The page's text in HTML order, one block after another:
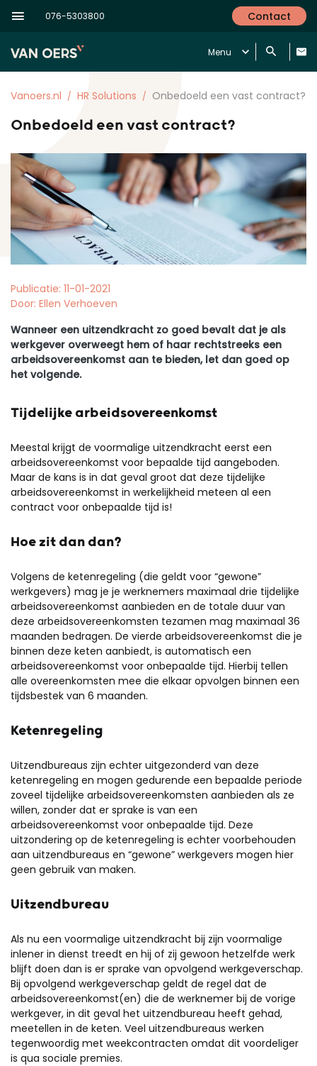
076-5303800 Contact
Menu
Vanoers.nl HR Solutions Onbedoeld een vast contract?
Onbedoeld een vast contract?
Publicatie: 11-01-2021
Door: Ellen Verhoeven
Wanneer een uitzendkracht zo goed bevalt dat je als
werkgever overweegt hem of haar rechtstreeks een
arbeidsovereenkomst aan te bieden, let dan goed op
het volgende.
Tijdelijke arbeidsovereenkomst
Meestal krijgt de voormalige uitzendkracht eerst een
arbeidsovereenkomst voor bepaalde tijd aangeboden.
Maar de kans is in dat geval groot dat deze tijdelijke
arbeidsovereenkomst in werkelijkheid meteen al een
contract voor onbepaalde tijd is!
Hoe zit dan dan?
Volgens de ketenregeling (die geldt voor “gewone”
werkgevers) mag je je werknemers maximaal drie tijdelijke
arbeidsovereenkomst aanbieden en de totale duur van
deze arbeidsovereenkomsten tezamen mag maximaal 36
maanden bedragen. De vierde arbeidsovereenkomst die je
binnen deze keten aanbiedt, is automatisch een
arbeidsovereenkomst voor onbepaalde tijd. Hierbij tellen
alle overeenkomsten mee die elkaar opvolgen binnen een
tijdsbestek van 6 maanden.
Ketenregeling
Uitzendbureaus zijn echter uitgezonderd van deze
ketenregeling en mogen gedurende een bepaalde periode
zoveel tijdelijke arbeidsovereenkomsten aanbieden als ze
willen, zonder dat er sprake is van een
arbeidsovereenkomst voor onbepaalde tijd. Deze
uitzondering op de ketenregeling is echter voorbehouden
aan uitzendbureaus en “gewone” werkgevers mogen hier
geen gebruik van maken.
Uitzendbureau
Als nu een voormalige uitzendkracht bij zijn voormalige
inlener in dienst treedt en hij of zij gewoon hetzelfde werk
blijft doen dan is er sprake van opvolgend werkgeverschap.
Bij opvolgend werkgeverschap geldt de regel dat de
arbeidsovereenkomst(en) die de werknemer bij de vorige
werkgever, in dit geval het uitzendbureau heeft gehad,
meetellen in de keten. Veel uitzendbureaus werken
tegenwoordig met weekcontracten omdat dit voordeliger
is qua sociale premies.